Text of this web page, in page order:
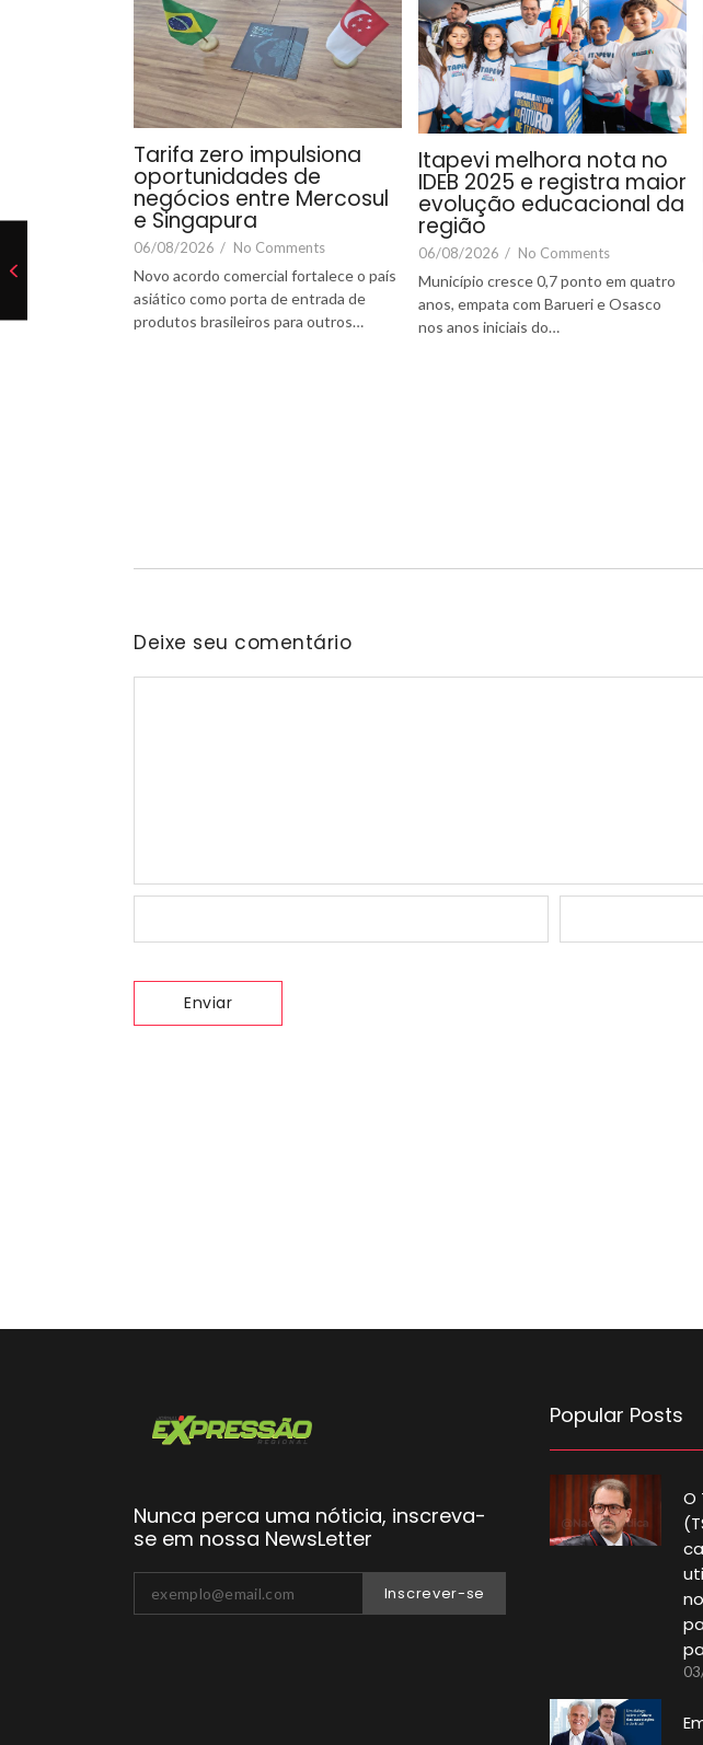
Tarifa zero impulsiona
oportunidades de
negócios entre Mercosul
e Singapura
06/08/2026 / No Comments
Novo acordo comercial fortalece o país
asiático como porta de entrada de
produtos brasileiros para outros…
Itapevi melhora nota no
IDEB 2025 e registra maior
evolução educacional da
região
06/08/2026 / No Comments
Município cresce 0,7 ponto em quatro
anos, empata com Barueri e Osasco
nos anos iniciais do…
Deixe seu comentário
Nunca perca uma nóticia, inscreva-
se em nossa NewsLetter
Inscrever-se
Popular Posts
O